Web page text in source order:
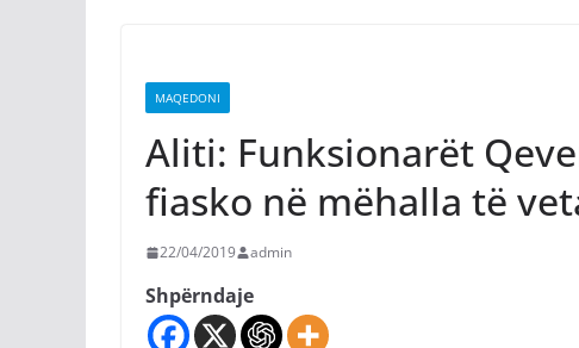
MAQEDONI
Aliti: Funksionarët
fiasko në mëhalla të
22/04/2019 admin
Shpërndaje